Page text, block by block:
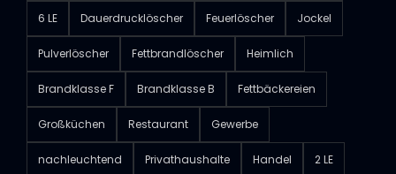
6 LE Dauerdrucklöscher Feuerlöscher Jockel
Pulverlöscher Fettbrandlöscher Heimlich
Brandklasse F Brandklasse B Fettbäckereien
Großküchen Restaurant Gewerbe
nachleuchtend Privathaushalte Handel 2 LE